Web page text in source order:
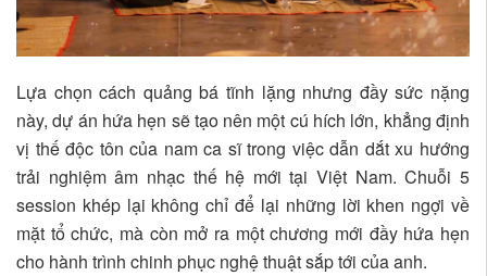
Lựa chọn cách quảng bá tĩnh lặng nhưng đầy sức nặng
này, dự án hứa hẹn sẽ tạo nên một cú hích lớn, khẳng định
vị thế độc tôn của nam ca sĩ trong việc dẫn dắt xu hướng
trải nghiệm âm nhạc thế hệ mới tại Việt Nam. Chuỗi 5
session khép lại không chỉ để lại những lời khen ngợi về
mặt tổ chức, mà còn mở ra một chương mới đầy hứa hẹn
cho hành trình chinh phục nghệ thuật sắp tới của anh.